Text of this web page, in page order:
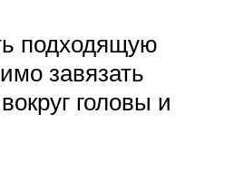
подходящую
завязать
головы и